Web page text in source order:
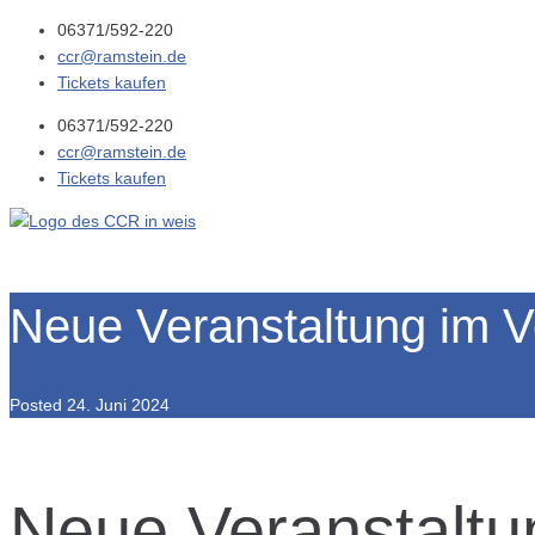
06371/592-220
ccr@ramstein.de
Tickets kaufen
06371/592-220
ccr@ramstein.de
Tickets kaufen
Neue Veranstaltung im
Posted 24. Juni 2024